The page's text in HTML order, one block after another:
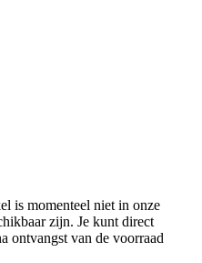
is momenteel niet in onze
zijn. Je kunt direct
ontvangst van de voorraad